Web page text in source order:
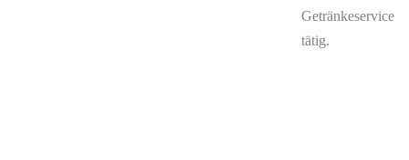
Getränkeservice
tätig.